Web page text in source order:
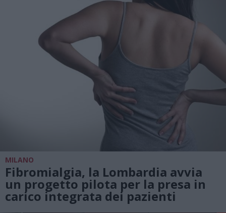
MILANO
Fibromialgia, la Lombardia avvia
un progetto pilota per la presa in
carico integrata dei pazienti